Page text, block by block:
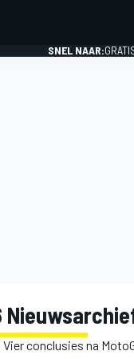
SNEL NAAR:
conclusies na